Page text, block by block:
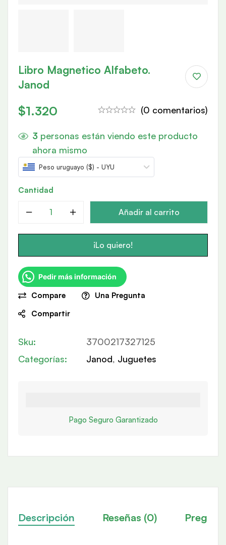
Libro Magnetico Alfabeto.
Janod
$1.320 (0 comentarios)
3 personas están viendo este producto
ahora mismo
Peso uruguayo ($) - UYU
Cantidad
Añadir al carrito
¡Lo quiero!
Pedir más información
Compare
Una Pregunta
Compartir
Sku:
3700217327125
Categorías:
Janod, Juguetes
Pago Seguro Garantizado
Descripción Reseñas (0)